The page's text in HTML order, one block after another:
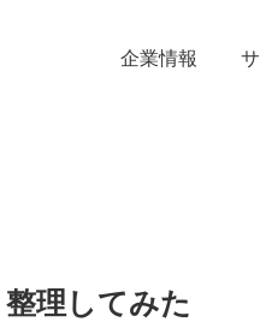
企業情報
理してみた